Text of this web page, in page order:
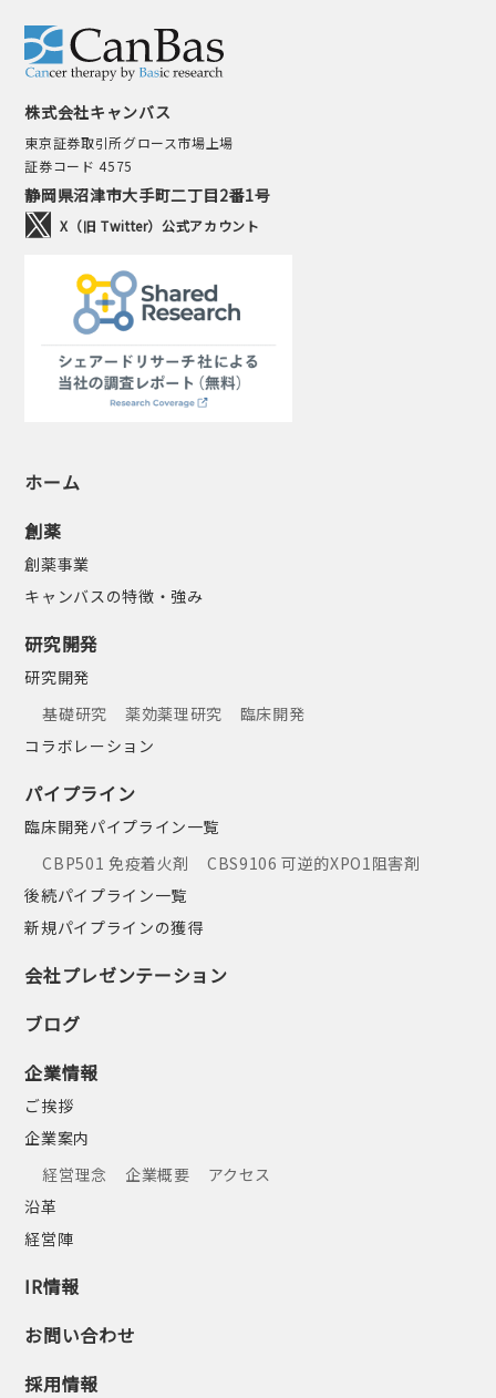
株式会社キャンバス
東京証券取引所グロース市場上場
証券コード 4575
静岡県沼津市大手町二丁目2番1号
X（旧 Twitter）公式アカウント
ホーム
創薬
創薬事業
キャンバスの特徴・強み
研究開発
研究開発
基礎研究
薬効薬理研究
臨床開発
コラボレーション
パイプライン
臨床開発パイプライン一覧
CBP501 免疫着火剤
CBS9106 可逆的XPO1阻害剤
後続パイプライン一覧
新規パイプラインの獲得
会社プレゼンテーション
ブログ
企業情報
ご挨拶
企業案内
経営理念
企業概要
アクセス
沿革
経営陣
IR情報
お問い合わせ
採用情報